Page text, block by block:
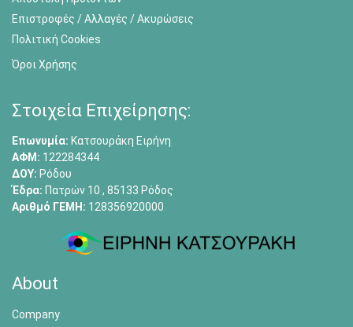
Επιστροφές / Αλλαγές / Ακυρώσεις
Πολιτική Cookies
Όροι Χρήσης
Στοιχεία Επιχείρησης:
Επωνυμία: Κατσουράκη Ειρήνη
ΑΦΜ: 122284344
ΔΟΥ: Ρόδου
Έδρα: Πατρών 10 , 85133 Ρόδος
Αριθμό ΓΕΜΗ: 128356920000
About
Company